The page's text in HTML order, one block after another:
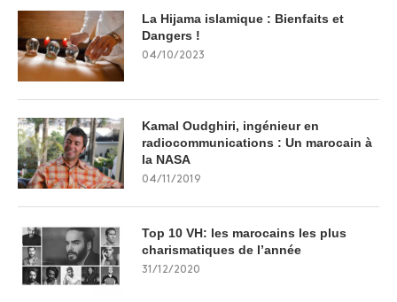
La Hijama islamique : Bienfaits et
Dangers !
04/10/2023
Kamal Oudghiri, ingénieur en
radiocommunications : Un marocain à
la NASA
04/11/2019
Top 10 VH: les marocains les plus
charismatiques de l’année
31/12/2020